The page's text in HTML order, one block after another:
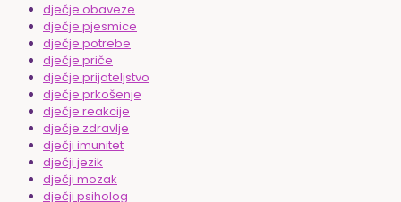
dječje obaveze
dječje pjesmice
dječje potrebe
dječje priče
dječje prijateljstvo
dječje prkošenje
dječje reakcije
dječje zdravlje
dječji imunitet
dječji jezik
dječji mozak
dječji psiholog